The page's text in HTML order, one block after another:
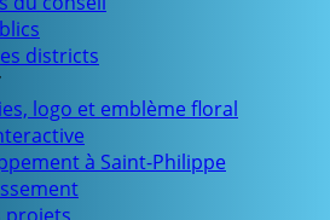
districts
logo et emblème floral
à Saint-Philippe